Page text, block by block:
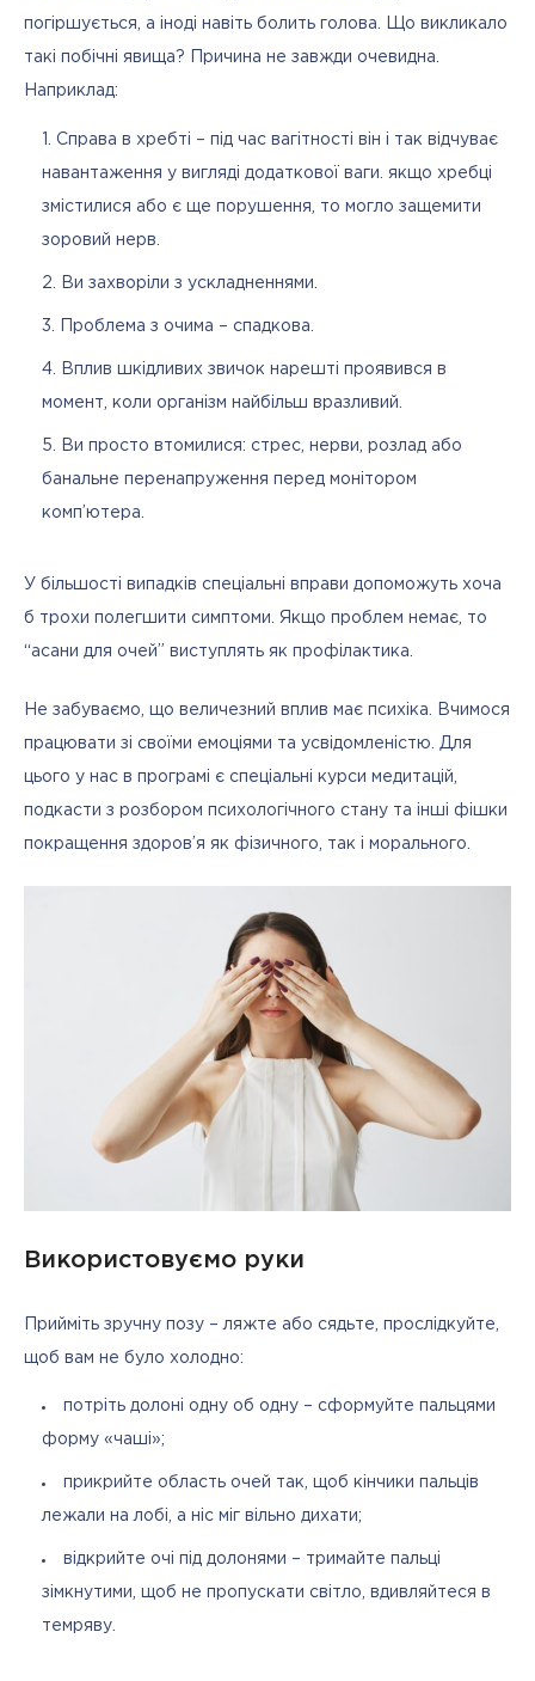
погіршується, а іноді навіть болить голова. Що викликало
такі побічні явища? Причина не завжди очевидна.
Наприклад:
Справа в хребті – під час вагітності він і так відчуває
навантаження у вигляді додаткової ваги. якщо хребці
змістилися або є ще порушення, то могло защемити
зоровий нерв.
Ви захворіли з ускладненнями.
Проблема з очима – спадкова.
Вплив шкідливих звичок нарешті проявився в
момент, коли організм найбільш вразливий.
Ви просто втомилися: стрес, нерви, розлад або
банальне перенапруження перед монітором
комп’ютера.
У більшості випадків спеціальні вправи допоможуть хоча
б трохи полегшити симптоми. Якщо проблем немає, то
“асани для очей” виступлять як профілактика.
Не забуваємо, що величезний вплив має психіка. Вчимося
працювати зі своїми емоціями та усвідомленістю. Для
цього у нас в програмі є спеціальні курси медитацій,
подкасти з розбором психологічного стану та інші фішки
покращення здоров’я як фізичного, так і морального.
Використовуємо руки
Прийміть зручну позу – ляжте або сядьте, прослідкуйте,
щоб вам не було холодно:
потріть долоні одну об одну – сформуйте пальцями
форму «чаші»;
прикрийте область очей так, щоб кінчики пальців
лежали на лобі, а ніс міг вільно дихати;
відкрийте очі під долонями – тримайте пальці
зімкнутими, щоб не пропускати світло, вдивляйтеся в
темряву.